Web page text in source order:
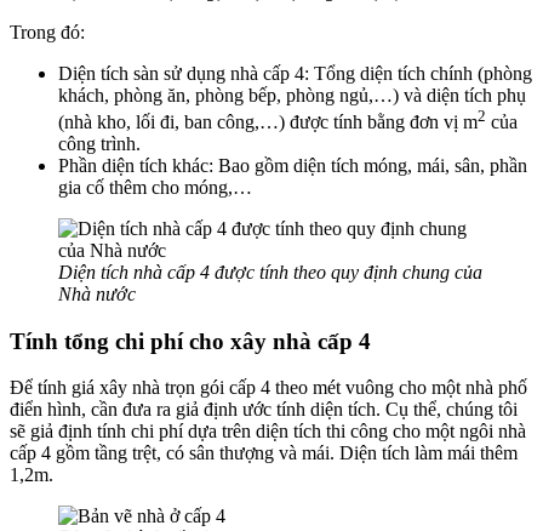
Trong đó:
Diện tích sàn sử dụng nhà cấp 4: Tổng diện tích chính (phòng
khách, phòng ăn, phòng bếp, phòng ngủ,…) và diện tích phụ
(nhà kho, lối đi, ban công,…) được tính bằng đơn vị m2 của
công trình.
Phần diện tích khác: Bao gồm diện tích móng, mái, sân, phần
gia cố thêm cho móng,…
Diện tích nhà cấp 4 được tính theo quy định chung của
Nhà nước
Tính tổng chi phí cho xây nhà cấp 4
Để tính giá xây nhà trọn gói cấp 4 theo mét vuông cho một nhà phố
điển hình, cần đưa ra giả định ước tính diện tích. Cụ thể, chúng tôi
sẽ giả định tính chi phí dựa trên diện tích thi công cho một ngôi nhà
cấp 4 gồm tầng trệt, có sân thượng và mái. Diện tích làm mái thêm
1,2m.